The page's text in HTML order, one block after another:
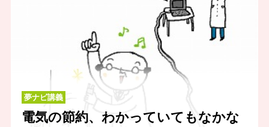
夢ナビ講義
電気の節約、わかっていてもなかな